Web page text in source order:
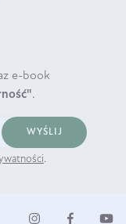
e-book
.
WYŚLIJ
.